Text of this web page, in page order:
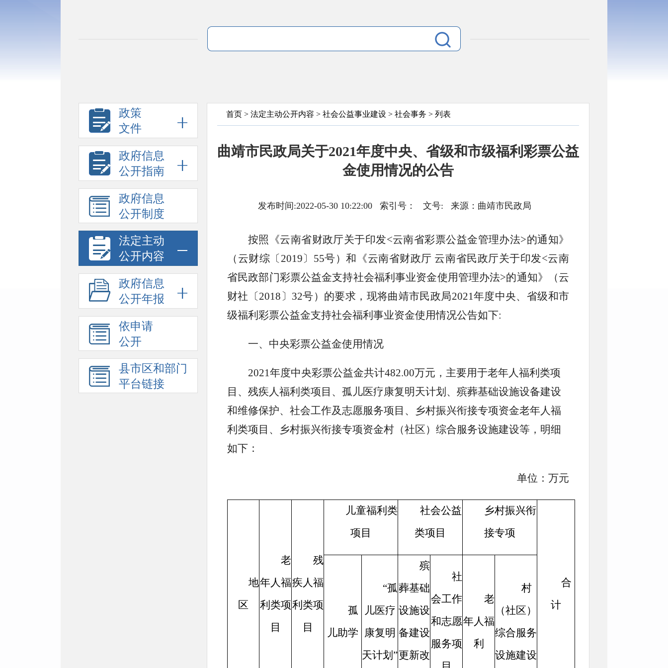
政策
文件
政府信息
公开指南
政府信息
公开制度
法定主动
公开内容
政府信息
公开年报
依申请
公开
县市区和部门
平台链接
首页 > 法定主动公开内容 > 社会公益事业建设 > 社会事务 > 列表
曲靖市民政局关于2021年度中央、省级和市级福利彩票公益
金使用情况的公告
发布时间:2022-05-30 10:22:00 索引号： 文号: 来源：曲靖市民政局
按照《云南省财政厅关于印发<云南省彩票公益金管理办法>的通知》
（云财综〔2019〕55号）和《云南省财政厅 云南省民政厅关于印发<云南
省民政部门彩票公益金支持社会福利事业资金使用管理办法>的通知》（云
财社〔2018〕32号）的要求，现将曲靖市民政局2021年度中央、省级和市
级福利彩票公益金支持社会福利事业资金使用情况公告如下:
一、中央彩票公益金使用情况
2021年度中央彩票公益金共计482.00万元，主要用于老年人福利类项
目、残疾人福利类项目、孤儿医疗康复明天计划、殡葬基础设施设备建设
和维修保护、社会工作及志愿服务项目、乡村振兴衔接专项资金老年人福
利类项目、乡村振兴衔接专项资金村（社区）综合服务设施建设等，明细
如下：
单位：万元
地
区
老
年人福
利类项
目
残
疾人福
利类项
目
儿童福利类
项目
社会公益
类项目
乡村振兴衔
接专项
合
计
孤
儿助学
“孤
儿医疗
康复明
天计划”
殡
葬基础
设施设
备建设
更新改
社
会工作
和志愿
服务项
老
年人福
利
村
（社区）
综合服务
设施建设